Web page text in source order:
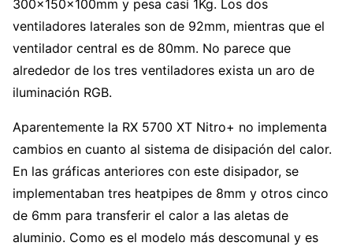
300x150x100mm y pesa casi 1Kg. Los dos
ventiladores laterales son de 92mm, mientras que el
ventilador central es de 80mm. No parece que
alrededor de los tres ventiladores exista un aro de
iluminación RGB.
Aparentemente la RX 5700 XT Nitro+ no implementa
cambios en cuanto al sistema de disipación del calor.
En las gráficas anteriores con este disipador, se
implementaban tres heatpipes de 8mm y otros cinco
de 6mm para transferir el calor a las aletas de
aluminio. Como es el modelo más descomunal y es